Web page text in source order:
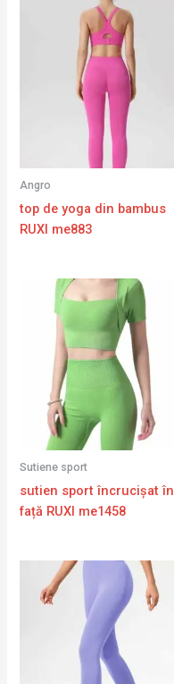
Angro
top de yoga din bambus
RUXI me883
Sutiene sport
sutien sport încrucișat în
față RUXI me1458